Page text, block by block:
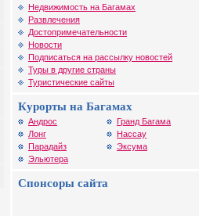
Недвижимость на Багамах
Развлечения
Достопримечательности
Новости
Подписаться на рассылку новостей
Туры в другие страны
Туристические сайты
Курорты на Багамах
Андрос
Лонг
Парадайз
Эльютера
Гранд Багама
Нассау
Эксума
Спонсоры сайта